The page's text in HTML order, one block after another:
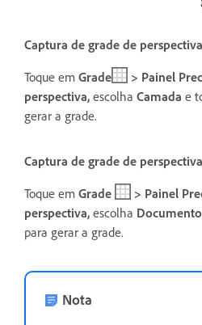
Captura de grade de
Toque em Grade
> Painel
perspectiva, escolha Camada e
gerar a grade.
Captura de grade de
Toque em Grade
> Painel
perspectiva, escolha Documento
para gerar a grade.
Nota